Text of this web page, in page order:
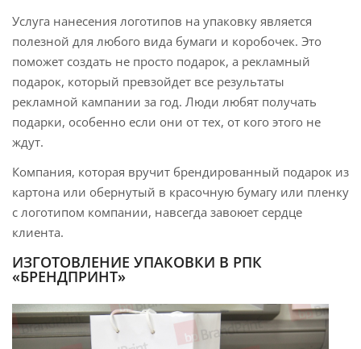
Услуга нанесения логотипов на упаковку является
полезной для любого вида бумаги и коробочек. Это
поможет создать не просто подарок, а рекламный
подарок, который превзойдет все результаты
рекламной кампании за год. Люди любят получать
подарки, особенно если они от тех, от кого этого не
ждут.
Компания, которая вручит брендированный подарок из
картона или обернутый в красочную бумагу или пленку
с логотипом компании, навсегда завоюет сердце
клиента.
ИЗГОТОВЛЕНИЕ УПАКОВКИ В РПК
«БРЕНДПРИНТ»